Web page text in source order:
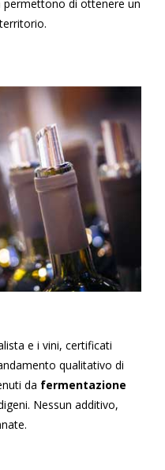
permettono di ottenere un
e i vini, certificati
qualitativo di
da fermentazione
Nessun additivo,